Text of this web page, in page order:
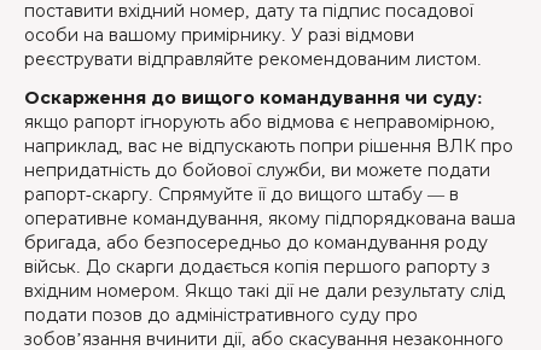
поставити вхідний номер, дату та підпис посадової
особи на вашому примірнику. У разі відмови
реєструвати відправляйте рекомендованим листом.
Оскарження до вищого командування чи суду:
якщо рапорт ігнорують або відмова є неправомірною,
наприклад, вас не відпускають попри рішення ВЛК про
непридатність до бойової служби, ви можете подати
рапорт-скаргу. Спрямуйте її до вищого штабу — в
оперативне командування, якому підпорядкована ваша
бригада, або безпосередньо до командування роду
військ. До скарги додається копія першого рапорту з
вхідним номером. Якщо такі дії не дали результату слід
подати позов до адміністративного суду про
зобов’язання вчинити дії, або скасування незаконного